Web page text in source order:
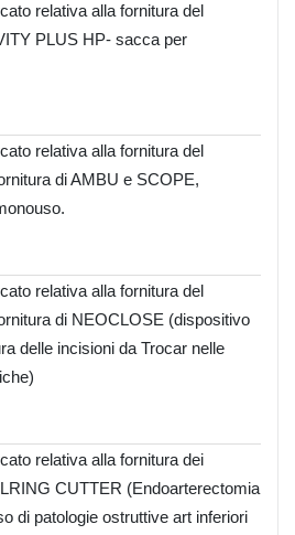
relativa alla fornitura del
PLUS HP- sacca per
relativa alla fornitura del
di AMBU e SCOPE,
relativa alla fornitura del
di NEOCLOSE (dispositivo
delle incisioni da Trocar nelle
relativa alla fornitura dei
CUTTER (Endoarterectomia
di patologie ostruttive art inferiori